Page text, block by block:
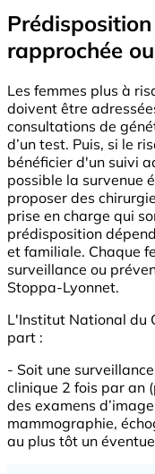
rapprochée
Les femmes plus à
doivent être
consultations de
d’un test. Puis, si le
bénéficier d'un suivi
possible la survenue
proposer des
prise en charge qui
prédisposition
et familiale. Chaque
surveillance ou
Stoppa-Lyonnet.
L'Institut National du
part :
- Soit une
clinique 2 fois par an
des examens
mammographie,
au plus tôt un